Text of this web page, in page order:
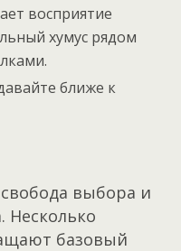
восприятие
хумус рядом
ближе к
выбора и
Несколько
базовый